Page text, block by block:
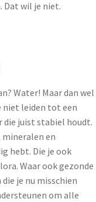
Dat wil je niet.
Water! Maar dan wel
niet leiden tot een
die juist stabiel houdt.
mineralen en
hebt. Die je ook
Waar ook gezonde
je nu misschien
om alle